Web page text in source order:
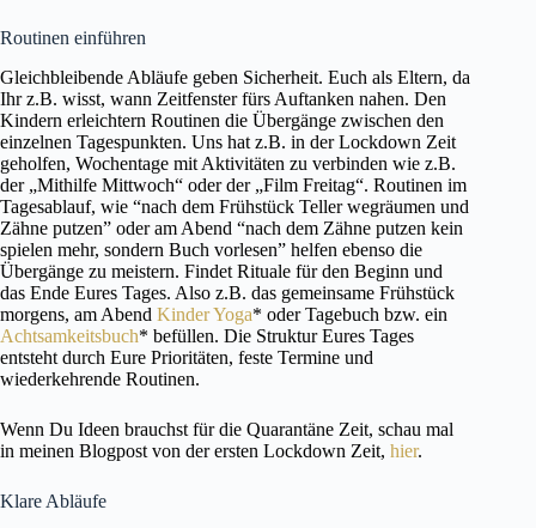
Routinen einführen
Gleichbleibende Abläufe geben Sicherheit. Euch als Eltern, da
Ihr z.B. wisst, wann Zeitfenster fürs Auftanken nahen. Den
Kindern erleichtern Routinen die Übergänge zwischen den
einzelnen Tagespunkten. Uns hat z.B. in der Lockdown Zeit
geholfen, Wochentage mit Aktivitäten zu verbinden wie z.B.
der „Mithilfe Mittwoch“ oder der „Film Freitag“. Routinen im
Tagesablauf, wie “nach dem Frühstück Teller wegräumen und
Zähne putzen” oder am Abend “nach dem Zähne putzen kein
spielen mehr, sondern Buch vorlesen” helfen ebenso die
Übergänge zu meistern. Findet Rituale für den Beginn und
das Ende Eures Tages. Also z.B. das gemeinsame Frühstück
morgens, am Abend Kinder Yoga* oder Tagebuch bzw. ein
Achtsamkeitsbuch* befüllen. Die Struktur Eures Tages
entsteht durch Eure Prioritäten, feste Termine und
wiederkehrende Routinen.
Wenn Du Ideen brauchst für die Quarantäne Zeit, schau mal
in meinen Blogpost von der ersten Lockdown Zeit, hier.
Klare Abläufe